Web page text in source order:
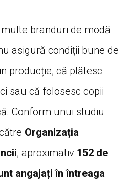
branduri de modă
asigură condiții bune de
producție, că plătesc
sau că folosesc copii
Conform unui studiu
Organizația
, aproximativ 152 de
angajați în întreaga